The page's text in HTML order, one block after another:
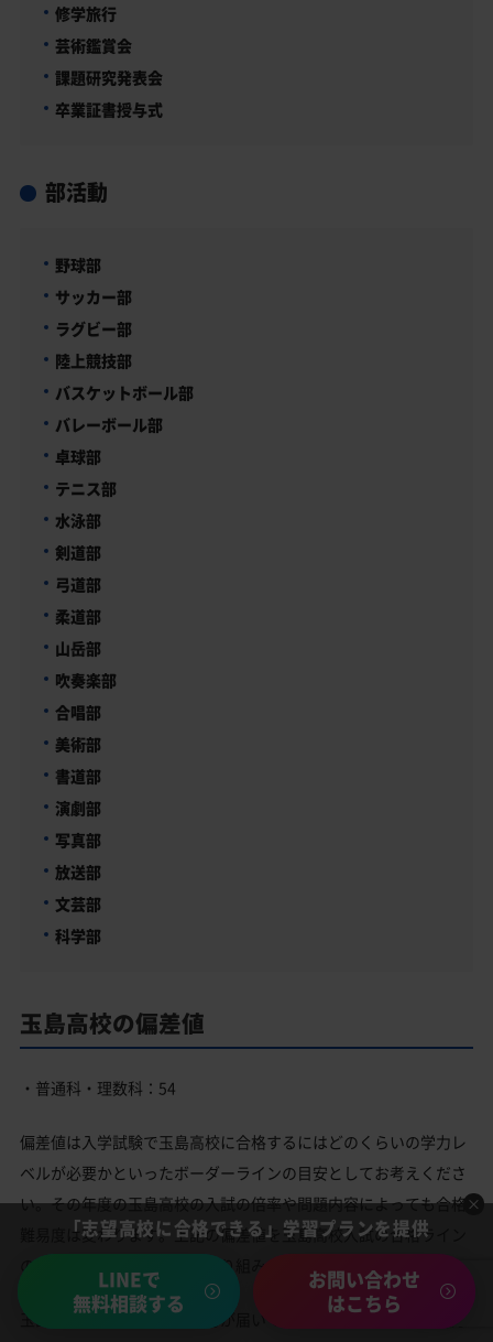
修学旅行
芸術鑑賞会
課題研究発表会
卒業証書授与式
部活動
野球部
サッカー部
ラグビー部
陸上競技部
バスケットボール部
バレーボール部
卓球部
テニス部
水泳部
剣道部
弓道部
柔道部
山岳部
吹奏楽部
合唱部
美術部
書道部
演劇部
写真部
放送部
文芸部
科学部
玉島高校の偏差値
・普通科・理数科：54
偏差値は入学試験で玉島高校に合格するにはどのくらいの学力レ
ベルが必要かといったボーダーラインの目安としてお考えくださ
い。その年度の玉島高校の入試の倍率や問題内容によっても合格
難易度は変わります。上記の偏差値を玉島高校入試の合格ライン
の偏差値目安として勉強に取り組みましょう。
玉島高校偏差値に現在の学力が届いているかどうかわからない方
「志望高校に合格できる」学習プランを提供
LINEで
無料相談する
お問い合わせ
はこちら